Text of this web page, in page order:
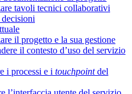
tavoli tecnici collaborativi
il progetto e la sua gestione
il contesto d’uso del servizio
i processi e i touchpointdel